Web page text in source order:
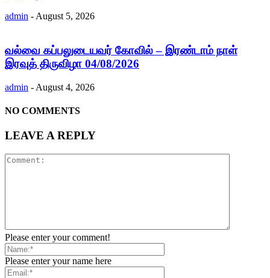
admin - August 5, 2026
வல்வை கப்பலுடையவர் கோவில் – இரண்டாம் நாள்
இரவுத் திருவிழா 04/08/2026
admin - August 4, 2026
NO COMMENTS
LEAVE A REPLY
Please enter your comment!
Please enter your name here